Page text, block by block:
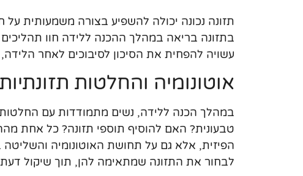
תזונה נכונה יכולה להשפיע בצורה משמעותית
בתזונה בריאה במהלך ההכנה ללידה חוו תהליכים
עשויה להפחית את הסיכון לסיבוכים לאחר
אוטונומיה והחלטות תזונתיות
במהלך הכנה ללידה, נשים מתמודדות עם החלטות
טבעונית? האם להוסיף תוספי תזונה? כל אחת
הפיזית, אלא גם על תחושת האוטונומיה
לבחור את התזונה שמתאימה להן, תוך שיקול